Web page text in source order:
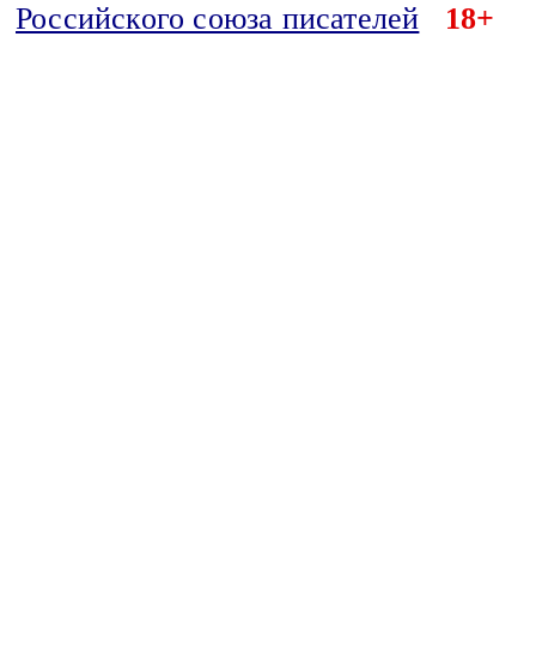
Российского союза писателей
18+